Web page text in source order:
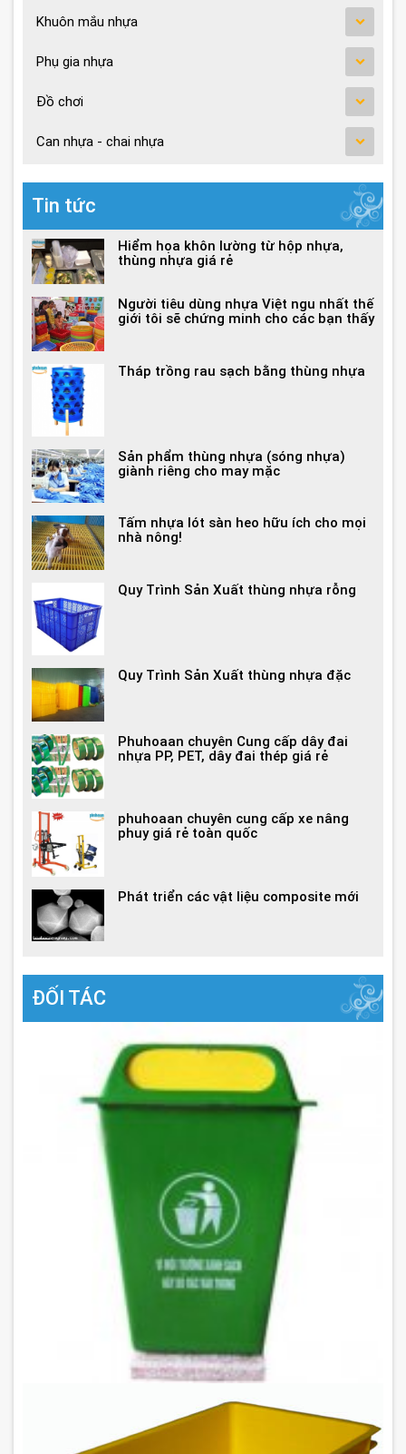
Khuôn mắu nhựa
Phụ gia nhựa
Đồ chơi
Can nhựa - chai nhựa
Tin tức
Hiểm họa khôn lường từ hộp nhựa,
thùng nhựa giá rẻ
Người tiêu dùng nhựa Việt ngu nhất thế
giới tôi sẽ chứng minh cho các bạn thấy
Tháp trồng rau sạch bằng thùng nhựa
Sản phẩm thùng nhựa (sóng nhựa)
giành riêng cho may mặc
Tấm nhựa lót sàn heo hữu ích cho mọi
nhà nông!
Quy Trình Sản Xuất thùng nhựa rỗng
Quy Trình Sản Xuất thùng nhựa đặc
Phuhoaan chuyên Cung cấp dây đai
nhựa PP, PET, dây đai thép giá rẻ
phuhoaan chuyên cung cấp xe nâng
phuy giá rẻ toàn quốc
Phát triển các vật liệu composite mới
ĐỐI TÁC